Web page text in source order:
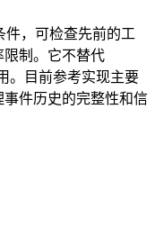
件，可检查先前的工
制。它不替代
。目前参考实现主要
件历史的完整性和信